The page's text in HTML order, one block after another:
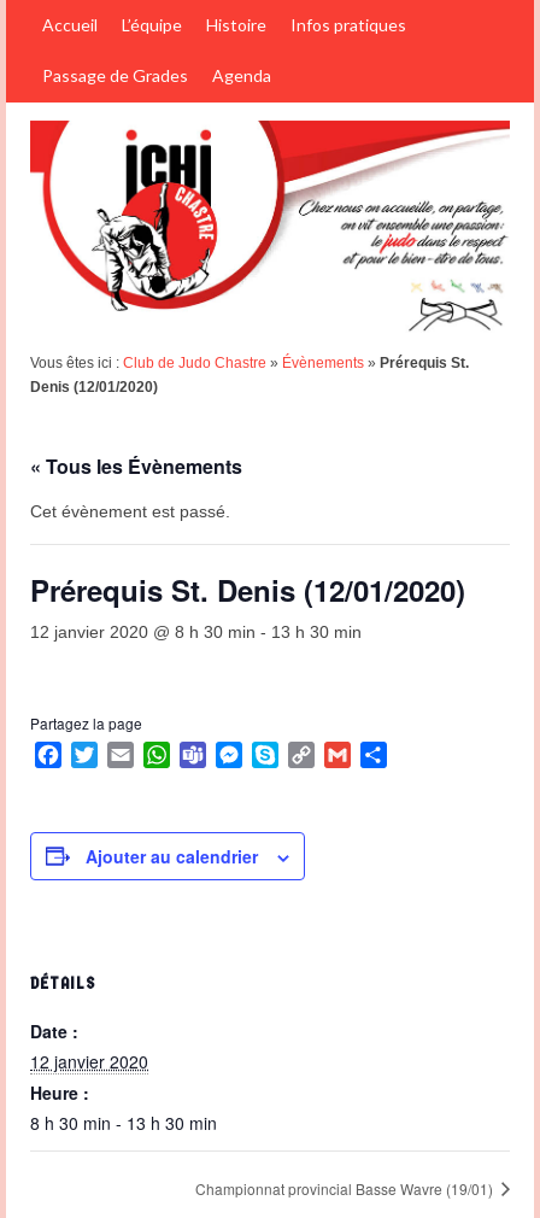
Accueil L’équipe Histoire Infos pratiques
Passage de Grades Agenda
Vous êtes ici : Club de Judo Chastre » Évènements » Prérequis St.
Denis (12/01/2020)
« Tous les Évènements
Cet évènement est passé.
Prérequis St. Denis (12/01/2020)
12 janvier 2020 @ 8 h 30 min - 13 h 30 min
Partagez la page
FacebookTwitterEmailWhatsApp
TeamsMessenger
SkypeCopy
Gmail
Ajouter au calendrier
DÉTAILS
Date :
12 janvier 2020
Heure :
8 h 30 min - 13 h 30 min
Championnat provincial Basse Wavre (19/01)